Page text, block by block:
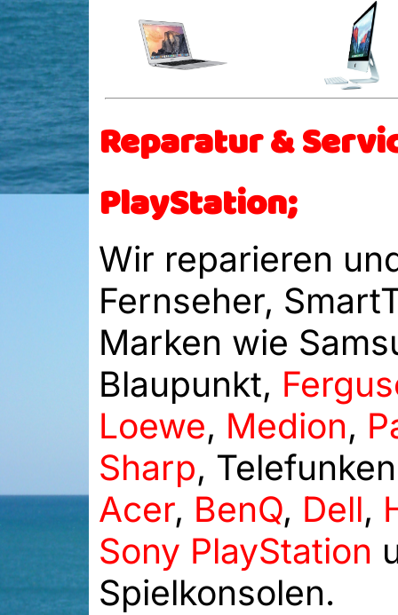
Reparatur &
PlayStation;
Wir reparieren
Fernseher,
Marken wie
Blaupunkt,
Loewe, Medion,
Sharp,
Acer, BenQ, Dell,
Sony PlayStation
Spielkonsolen.